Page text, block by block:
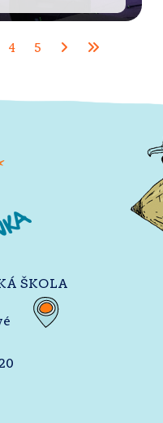
4 5
ŠKOLA